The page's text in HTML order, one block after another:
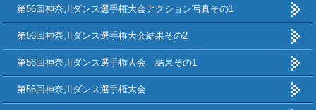
第56回神奈川ダンス選手権大会アクション写真その1
第56回神奈川ダンス選手権大会結果その2
第56回神奈川ダンス選手権大会 結果その1
第56回神奈川ダンス選手権大会